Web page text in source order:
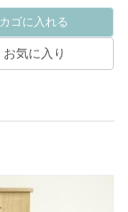
カゴに入れる
お気に入り